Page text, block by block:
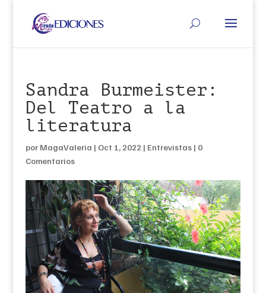
Sandra Burmeister:
Del Teatro a la
literatura
por MagaValeria | Oct 1, 2022 | Entrevistas| 0
Comentarios